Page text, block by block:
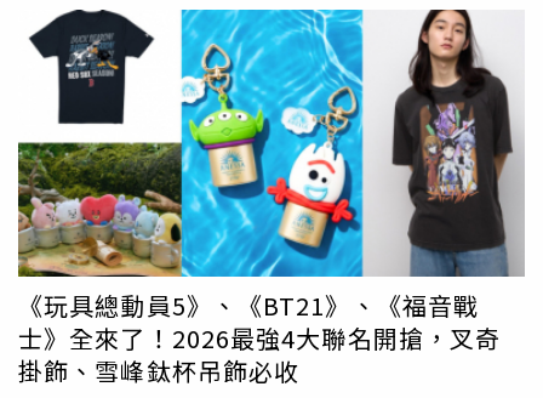
《玩具總動員5》、《BT21》、《福音戰
士》全來了！2026最強4大聯名開搶，叉奇
掛飾、雪峰鈦杯吊飾必收